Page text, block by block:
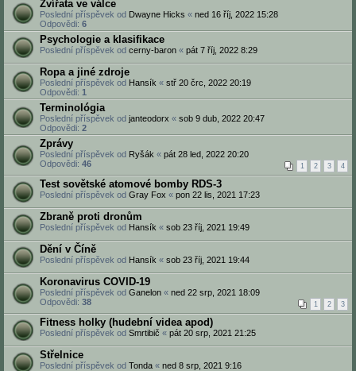
Zvířata ve válce
Poslední příspěvek od Dwayne Hicks « ned 16 říj, 2022 15:28
Odpovědi: 6
Psychologie a klasifikace
Poslední příspěvek od cerny-baron « pát 7 říj, 2022 8:29
Ropa a jiné zdroje
Poslední příspěvek od Hansík « stř 20 črc, 2022 20:19
Odpovědi: 1
Terminológia
Poslední příspěvek od janteodorx « sob 9 dub, 2022 20:47
Odpovědi: 2
Zprávy
Poslední příspěvek od Ryšák « pát 28 led, 2022 20:20
Odpovědi: 46 1 2 3 4
Test sovětské atomové bomby RDS-3
Poslední příspěvek od Gray Fox « pon 22 lis, 2021 17:23
Zbraně proti dronům
Poslední příspěvek od Hansík « sob 23 říj, 2021 19:49
Dění v Číně
Poslední příspěvek od Hansík « sob 23 říj, 2021 19:44
Koronavirus COVID-19
Poslední příspěvek od Ganelon « ned 22 srp, 2021 18:09
Odpovědi: 38 1 2 3
Fitness holky (hudební videa apod)
Poslední příspěvek od Smrtibič « pát 20 srp, 2021 21:25
Střelnice
Poslední příspěvek od Tonda « ned 8 srp, 2021 9:16